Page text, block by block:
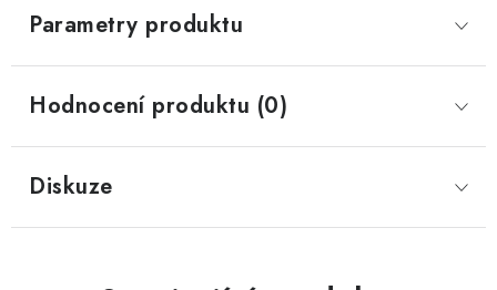
Parametry produktu
Hodnocení produktu (0)
Diskuze